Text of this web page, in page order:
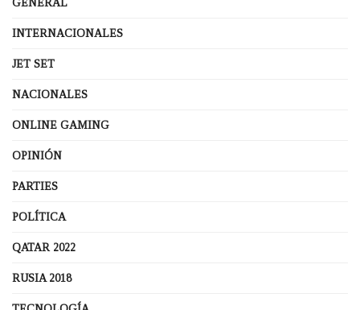
GENERAL
INTERNACIONALES
JET SET
NACIONALES
ONLINE GAMING
OPINIÓN
PARTIES
POLÍTICA
QATAR 2022
RUSIA 2018